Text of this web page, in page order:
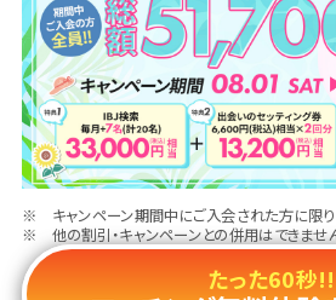
キャンペーン期間中にご入会された方に限り
他の割引・キャンペーンとの併用はできませ
たった60秒!!